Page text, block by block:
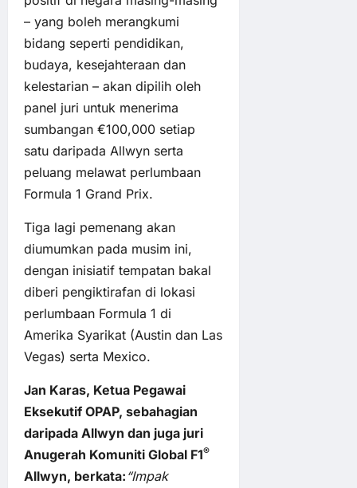
– yang boleh merangkumi
bidang seperti pendidikan,
budaya, kesejahteraan dan
kelestarian – akan dipilih oleh
panel juri untuk menerima
sumbangan €100,000 setiap
satu daripada Allwyn serta
peluang melawat perlumbaan
Formula 1 Grand Prix.
Tiga lagi pemenang akan
diumumkan pada musim ini,
dengan inisiatif tempatan bakal
diberi pengiktirafan di lokasi
perlumbaan Formula 1 di
Amerika Syarikat (Austin dan Las
Vegas) serta Mexico.
Jan Karas, Ketua Pegawai
Eksekutif OPAP, sebahagian
daripada Allwyn dan juga juri
Anugerah Komuniti Global F1®
Allwyn, berkata: “Impak